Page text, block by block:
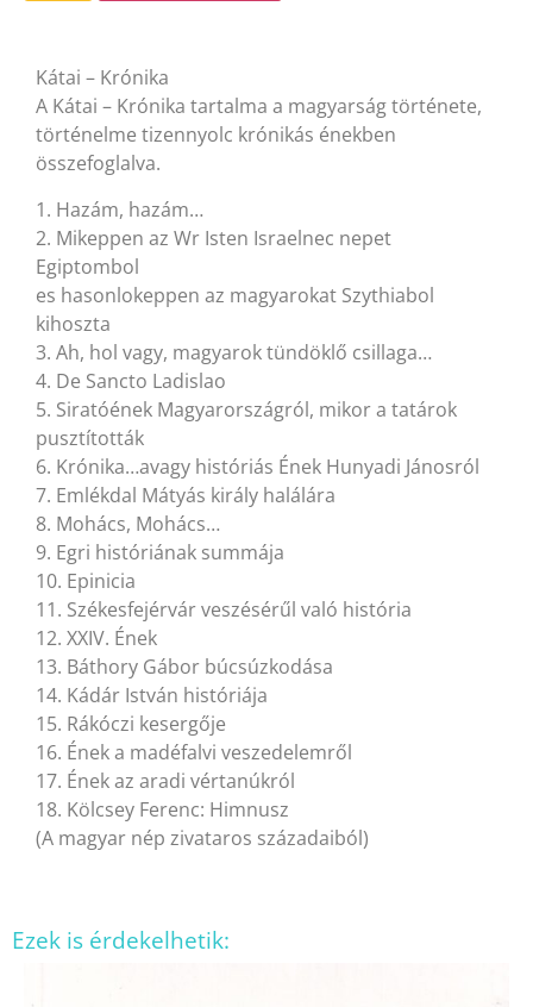
Kátai – Krónika
A Kátai – Krónika tartalma a magyarság története,
történelme tizennyolc krónikás énekben
összefoglalva.
1. Hazám, hazám…
2. Mikeppen az Wr Isten Israelnec nepet
Egiptombol
es hasonlokeppen az magyarokat Szythiabol
kihoszta
3. Ah, hol vagy, magyarok tündöklő csillaga…
4. De Sancto Ladislao
5. Siratóének Magyarországról, mikor a tatárok
pusztították
6. Krónika…avagy históriás Ének Hunyadi Jánosról
7. Emlékdal Mátyás király halálára
8. Mohács, Mohács…
9. Egri históriának summája
10. Epinicia
11. Székesfejérvár veszésérűl való história
12. XXIV. Ének
13. Báthory Gábor búcsúzkodása
14. Kádár István históriája
15. Rákóczi kesergője
16. Ének a madéfalvi veszedelemről
17. Ének az aradi vértanúkról
18. Kölcsey Ferenc: Himnusz
(A magyar nép zivataros századaiból)
Ezek is érdekelhetik: